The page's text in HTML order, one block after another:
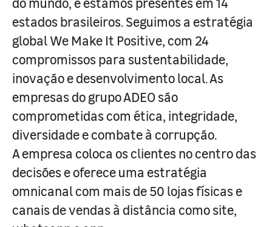
estados brasileiros. Seguimos a estratégia
global We Make It Positive, com 24
compromissos para sustentabilidade,
inovação e desenvolvimento local. As
empresas do grupo ADEO são
comprometidas com ética, integridade,
diversidade e combate à corrupção.
A empresa coloca os clientes no centro das
decisões e oferece uma estratégia
omnicanal com mais de 50 lojas físicas e
canais de vendas à distância como site,